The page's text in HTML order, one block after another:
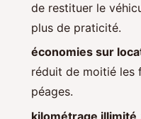
de restituer le
plus de praticité.
économies sur
réduit de moitié les
péages.
kilométrage illimité